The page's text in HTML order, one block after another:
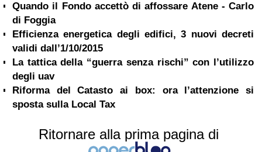
Quando il Fondo accettò di affossare Atene - Carlo
di Foggia
Efficienza energetica degli edifici, 3 nuovi decreti
validi dall’1/10/2015
La tattica della “guerra senza rischi” con l’utilizzo
degli uav
Riforma del Catasto ai box: ora l’attenzione si
sposta sulla Local Tax
Ritornare alla prima pagina di